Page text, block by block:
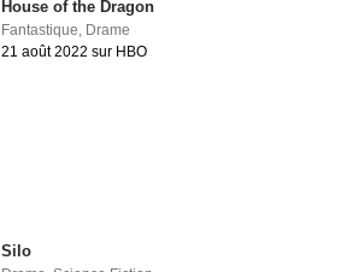
House of the Dragon
Fantastique Drame
21 août 2022 sur HBO
Silo